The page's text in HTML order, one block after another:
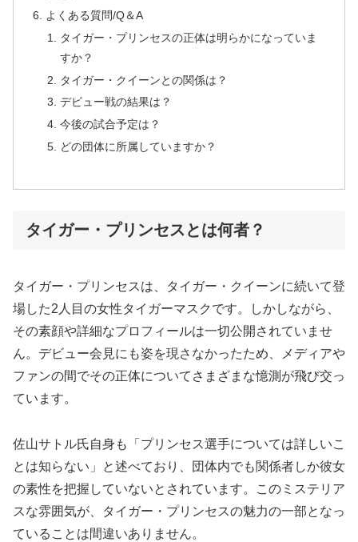
よくある質問/Q＆A
タイガー・プリンセスの正体は明らかになっていま
すか？
タイガー・クイーンとの関係は？
デビュー戦の結果は？
今後の試合予定は？
どの団体に所属していますか？
タイガー・プリンセスとは何者？
タイガー・プリンセスは、タイガー・クイーンに続いて登
場した2人目の女性タイガーマスクです。しかしながら、
その素顔や詳細なプロフィールは一切公開されていませ
ん。デビュー会見にも姿を現さなかったため、メディアや
ファンの間でその正体についてさまざまな憶測が飛び交っ
ています。
佐山サトル氏自身も「プリンセス選手については詳しいこ
とは知らない」と述べており、団体内でも関係者しか彼女
の素性を把握していないとされています。このミステリア
スな雰囲気が、タイガー・プリンセスの魅力の一部となっ
ていることは間違いありません。